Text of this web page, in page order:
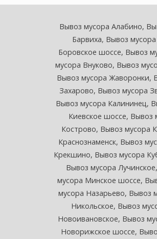
Вывоз мусора Алабино,
Барвиха, Вывоз
Боровское шоссе, Вывоз
мусора Внуково, Вывоз
Вывоз мусора Жаворонки,
Захарово, Вывоз мусора
Вывоз мусора Калининец,
Киевское шоссе, Вывоз
Кострово, Вывоз мусора
Краснознаменск, Вывоз
Крекшино, Вывоз мусора
Вывоз мусора Лучинское,
мусора Минское шоссе,
мусора Назарьево, Вывоз
Никольское, Вывоз
Новоивановское, Вывоз
Новорижское шоссе,